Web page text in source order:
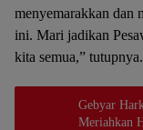
menyemarakkan dan
ini. Mari jadikan
kita semua,” tutupnya.
Gebyar
Meriahkan